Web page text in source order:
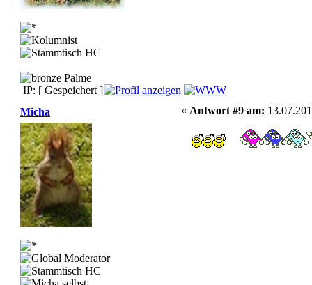
IP: [ Gespeichert ]
Micha
« Antwort #9 am: